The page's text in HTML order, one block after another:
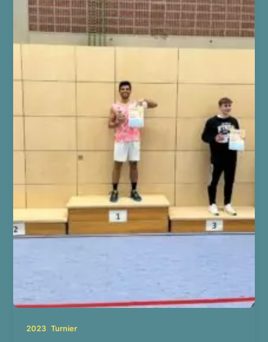
2023,Turnier